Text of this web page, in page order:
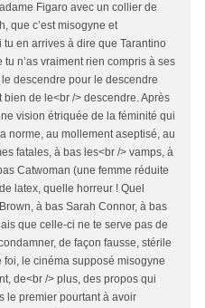
Figaro avec un collier de
que c’est misogyne et
tu en arrives à dire que Tarantino
tu n’as vraiment rien compris à ses
descendre pour le descendre
de le<br /> descendre. Après
vision étriquée de la féminité qui
norme, au mollement aseptisé, au
fatales, à bas les<br /> vamps, à
Catwoman (une femme réduite
latex, quelle horreur ! Quel
à bas Sarah Connor, à bas
que celle-ci ne te serve pas de
de façon fausse, stérile
le cinéma supposé misogyne
de<br /> plus, des propos qui
le premier pourtant à avoir